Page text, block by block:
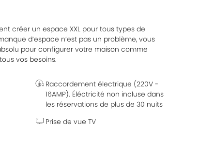
créer un espace XXL pour tous types de
d’espace n’est pas un problème, vous
pour configurer votre maison comme
vos besoins.
Raccordement électrique (220V -
16AMP). Éléctricité non incluse dans
les réservations de plus de 30 nuits
Prise de vue TV